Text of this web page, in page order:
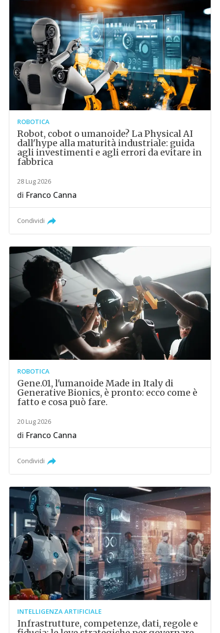
ROBOTICA
Robot, cobot o umanoide? La Physical AI
dall'hype alla maturità industriale: guida
agli investimenti e agli errori da evitare in
fabbrica
28 Lug 2026
di Franco Canna
Condividi
ROBOTICA
Gene.01, l'umanoide Made in Italy di
Generative Bionics, è pronto: ecco come è
fatto e cosa può fare.
20 Lug 2026
di Franco Canna
Condividi
INTELLIGENZA ARTIFICIALE
Infrastrutture, competenze, dati, regole e